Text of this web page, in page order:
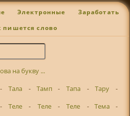
Электронные Заработать
пишется слово
на букву ...
- Тала - Тамп - Тапа - Тару
-
- Теле - Теле - Теле - Тема
-